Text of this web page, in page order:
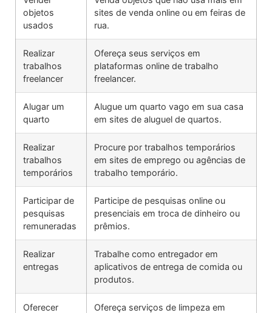
objetos
usados
sites de venda online ou em feiras de
rua.
Realizar
trabalhos
freelancer
Ofereça seus serviços em
plataformas online de trabalho
freelancer.
Alugar um
quarto
Alugue um quarto vago em sua casa
em sites de aluguel de quartos.
Realizar
trabalhos
temporários
Procure por trabalhos temporários
em sites de emprego ou agências de
trabalho temporário.
Participar de
pesquisas
remuneradas
Participe de pesquisas online ou
presenciais em troca de dinheiro ou
prêmios.
Realizar
entregas
Trabalhe como entregador em
aplicativos de entrega de comida ou
produtos.
Oferecer
Ofereça serviços de limpeza em